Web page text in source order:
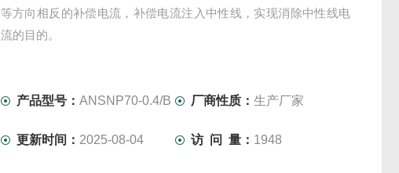
等方向相反的补偿电流，补偿电流注入中性线，实现消除中性线电
流的目的。
产品型号： ANSNP70-0.4/B 厂商性质：生产厂家
更新时间： 2025-08-04 访 问 量： 1948